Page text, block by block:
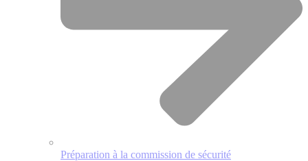
Préparation à la commission de sécurité